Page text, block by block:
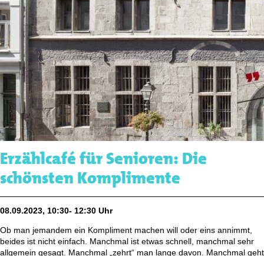
Erzählcafé für Senioren: Die
schönsten Komplimente
08.09.2023, 10:30- 12:30 Uhr
Ob man jemandem ein Kompliment machen will oder eins annimmt,
beides ist nicht einfach. Manchmal ist etwas schnell, manchmal sehr
allgemein gesagt. Manchmal „zehrt“ man lange davon. Manchmal geht